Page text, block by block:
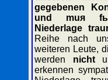
gegebenen
und muя
Niederlage
Reihe nach
weiteren Leute,
werden nicht
erkennen